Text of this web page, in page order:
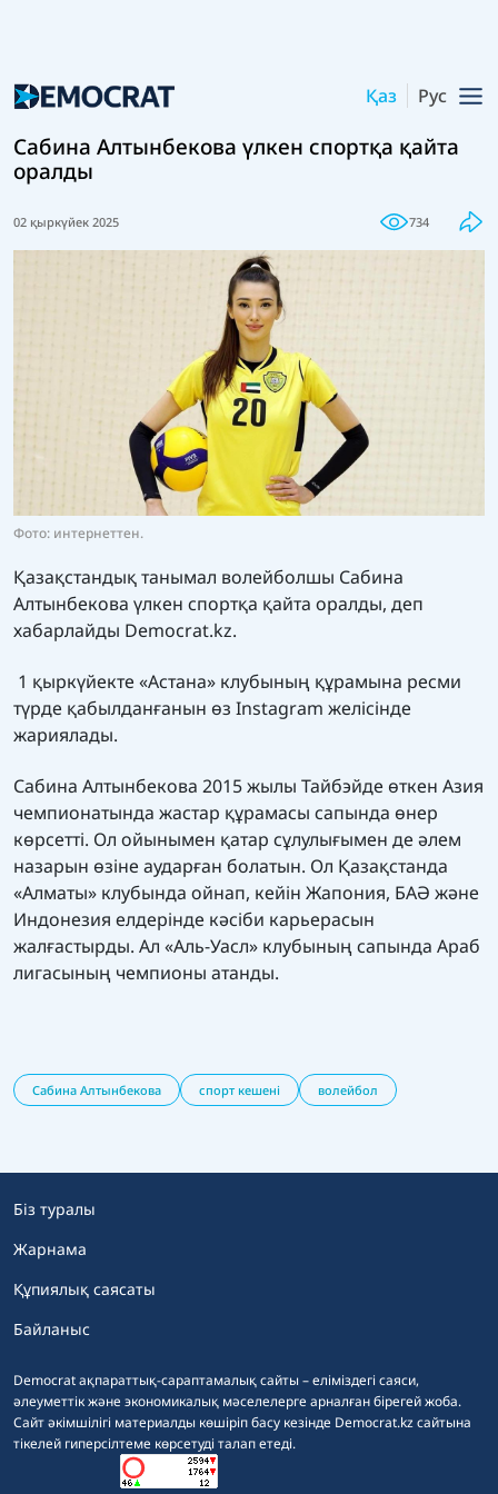
Қаз Рус
Сабина Алтынбекова үлкен спортқа қайта
оралды
02 қыркүйек 2025 734
Фото: интернеттен.
Қазақстандық танымал волейболшы Сабина
Алтынбекова үлкен спортқа қайта оралды, деп
хабарлайды Democrat.kz.
1 қыркүйекте «Астана» клубының құрамына ресми
түрде қабылданғанын өз Instagram желісінде
жариялады.
Сабина Алтынбекова 2015 жылы Тайбэйде өткен Азия
чемпионатында жастар құрамасы сапында өнер
көрсетті. Ол ойынымен қатар сұлулығымен де әлем
назарын өзіне аударған болатын. Ол Қазақстанда
«Алматы» клубында ойнап, кейін Жапония, БАӘ және
Индонезия елдерінде кәсіби карьерасын
жалғастырды. Ал «Аль-Уасл» клубының сапында Араб
лигасының чемпионы атанды.
Сабина Алтынбекова спорт кешені волейбол
Democrat ақпараттық-сараптамалық сайты – еліміздегі саяси,
әлеуметтік және экономикалық мәселелерге арналған бірегей жоба.
Сайт әкімшілігі материалды көшіріп басу кезінде Democrat.kz сайтына
тікелей гиперсілтеме көрсетуді талап етеді.
Біз туралы
Жарнама
Құпиялық саясаты
Байланыс